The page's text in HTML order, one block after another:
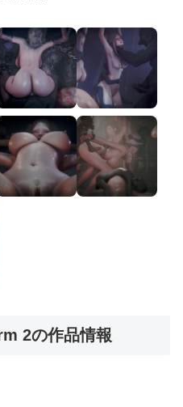
2の作品情報